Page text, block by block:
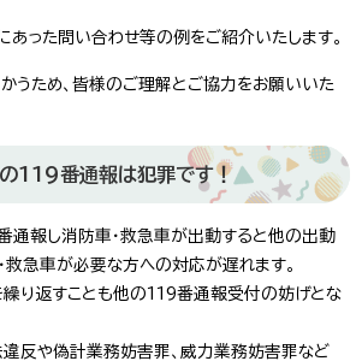
あった問い合わせ等の例をご紹介いたします。
うため、皆様のご理解とご協力をお願いいた
119番通報は犯罪です！
通報し消防車・救急車が出動すると他の出動
救急車が必要な方への対応が遅れます。
り返すことも他の119番通報受付の妨げとな
反や偽計業務妨害罪、威力業務妨害罪など